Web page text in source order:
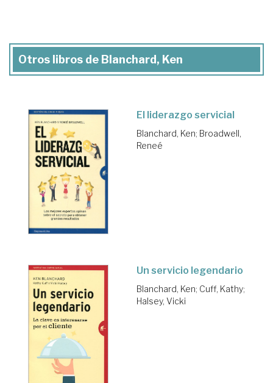
Otros libros de Blanchard, Ken
El liderazgo servicial
Blanchard, Ken; Broadwell,
Reneé
Un servicio legendario
Blanchard, Ken; Cuff, Kathy;
Halsey, Vicki